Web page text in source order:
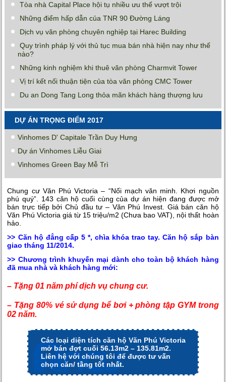
Tòa nhà Capital Place hội tụ nhiều ưu thế vượt trội
Những điểm hấp dẫn của TNR 90 Đường Láng
Dịch vụ văn phòng chuyên nghiệp tại Harec Building
Quy trình pháp lý với thủ tục mua bán nhà hiện nay như thế
nào?
Những kinh nghiệm khi thuê văn phòng Charmvit Tower
Vị trí kết nối thuận tiện của tòa văn phòng CMC Tower
Du an Dong Tang Long thỏa mãn khách hàng thượng lưu
DỰ ÁN TRỌNG ĐIỂM 2017
Vinhomes D' Capitale Trần Duy Hưng
Dự án Vinhomes Liễu Giai
Vinhomes Green Bay Mễ Trì
Chung cư Văn Phú Victoria – “Nối mạch văn minh. Khơi nguồn
phú quý”. 143 căn hộ cuối cùng của dự án hiện đang được mở
bán trực tiếp bởi Chủ đầu tư – Văn Phú Invest. Giá bán căn hộ
Văn Phú Victoria giá từ 15 triệu/m2 (Chưa bao VAT), nội thất hoàn
hảo.
>> Căn hộ đẳng cấp 5 *, chìa khóa trao tay. Căn hộ sắp bàn
giao tháng 11/2014.
>> Chương trình khuyến mại dành cho toàn bộ khách hàng
đã mua nhà và khách hàng mới:
– Tặng 01 năm phí dịch vụ chung cư.
– Tặng 80% vé sử dụng bể bơi + phòng tập GYM trong
02 năm.
Các loại diện tích căn hộ Văn Phú Victoria
mở bán đợt cuối 56.13m2 – 135.81m2.
Liên hệ với chúng tôi để được tư vấn
chọn căn/ tầng tốt nhất.